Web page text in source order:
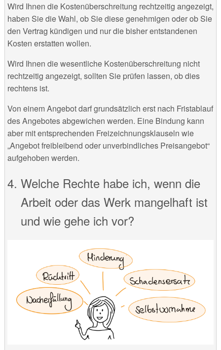
Wird Ihnen die Kostenüberschreitung rechtzeitig angezeigt,
haben Sie die Wahl, ob Sie diese genehmigen oder ob Sie
den Vertrag kündigen und nur die bisher entstandenen
Kosten erstatten wollen.
Wird Ihnen die wesentliche Kostenüberschreitung nicht
rechtzeitig angezeigt, sollten Sie prüfen lassen, ob dies
rechtens ist.
Von einem Angebot darf grundsätzlich erst nach Fristablauf
des Angebotes abgewichen werden. Eine Bindung kann
aber mit entsprechenden Freizeichnungsklauseln wie
„Angebot freibleibend oder unverbindliches Preisangebot“
aufgehoben werden.
Welche Rechte habe ich, wenn die
Arbeit oder das Werk mangelhaft ist
und wie gehe ich vor?